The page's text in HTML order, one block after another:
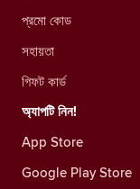
প্রমো কোড
সহায়তা
গিফট কার্ড
অ্যাপটি নিন!
App Store
Google Play Store